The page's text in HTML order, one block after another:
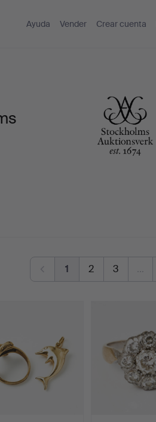
Ayuda Vender Crear cuenta
1 2 3 …